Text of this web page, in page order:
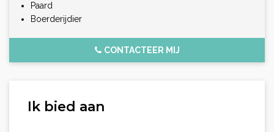
Paard
Boerderijdier
CONTACTEER MIJ
Ik bied aan